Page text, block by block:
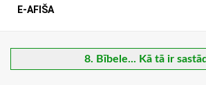
E-AFIŠA
8. Bībele... Kā tā ir